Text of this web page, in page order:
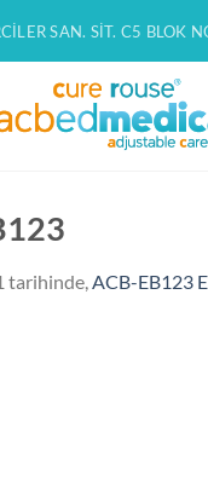
SAN. SIT. C5 BLOK
tarihinde, ACB-EB123